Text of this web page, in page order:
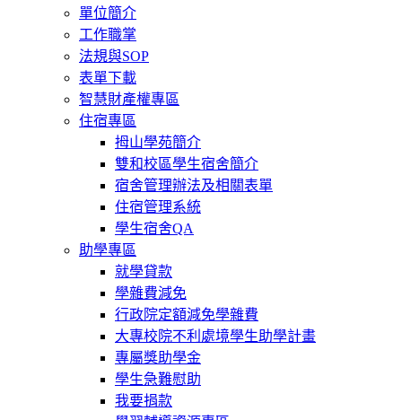
單位簡介
工作職掌
法規與SOP
表單下載
智慧財產權專區
住宿專區
拇山學苑簡介
雙和校區學生宿舍簡介
宿舍管理辦法及相關表單
住宿管理系統
學生宿舍QA
助學專區
就學貸款
學雜費減免
行政院定額減免學雜費
大專校院不利處境學生助學計畫
專屬獎助學金
學生急難慰助
我要捐款